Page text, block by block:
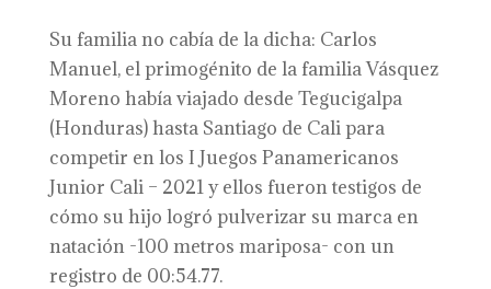
Su familia no cabía de la dicha: Carlos
Manuel, el primogénito de la familia Vásquez
Moreno había viajado desde Tegucigalpa
(Honduras) hasta Santiago de Cali para
competir en los I Juegos Panamericanos
Junior Cali – 2021 y ellos fueron testigos de
cómo su hijo logró pulverizar su marca en
natación -100 metros mariposa- con un
registro de 00:54.77.